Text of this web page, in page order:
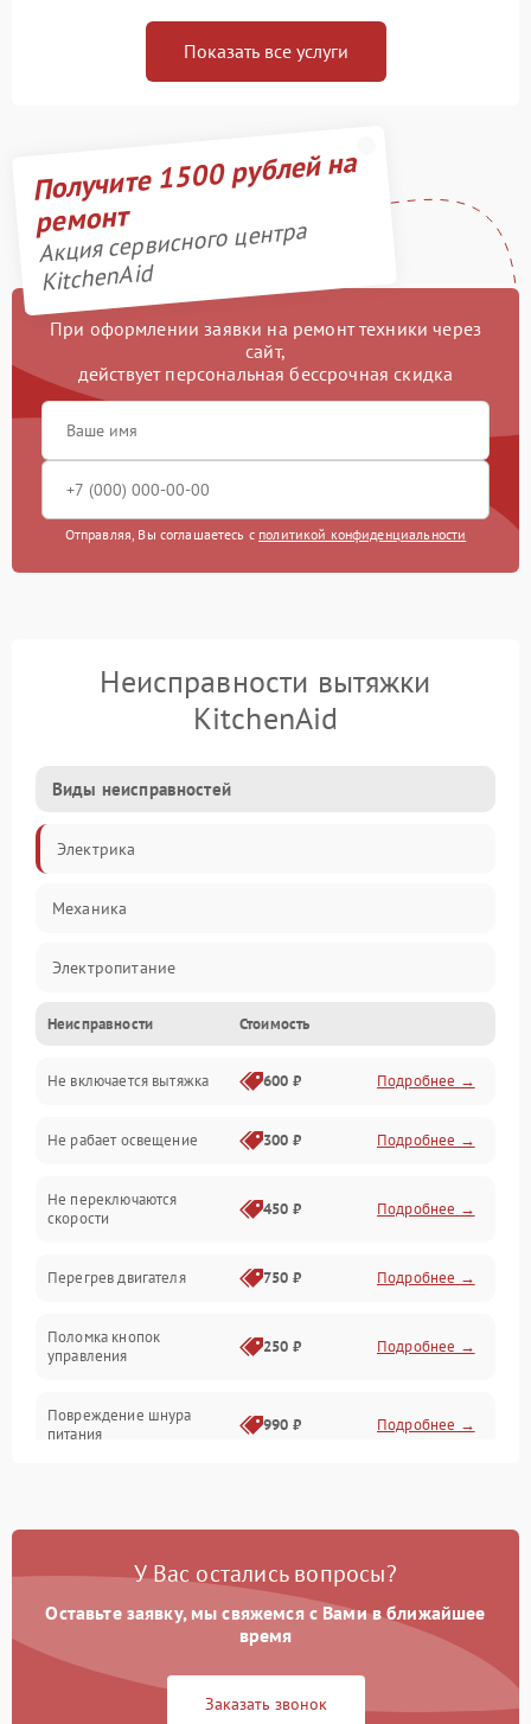
Показать все услуги
Получите 1500 рублей на
ремонт
Акция сервисного центра
KitchenAid
При оформлении заявки на ремонт техники через
сайт,
действует персональная бессрочная скидка
Отправляя, Вы соглашаетесь с политикой конфиденциальности
Неисправности вытяжки
KitchenAid
Виды неисправностей
Электрика
Механика
Электропитание
Вентиляция
Освещение
Механические повреждения
Электроника
Неисправности Стоимость
Не включается вытяжка 600 ₽ Подробнее →
Не рабает освещение 300 ₽ Подробнее →
Не переключаются
скорости
450 ₽ Подробнее →
Перегрев двигателя 750 ₽ Подробнее →
Поломка кнопок
управления
250 ₽ Подробнее →
Повреждение шнура
питания
990 ₽ Подробнее →
Не ключается вытяжка 550 ₽ Подробнее →
конденсатора
1000 ₽ Подробнее →
1000 ₽ Подробнее →
У Вас остались вопросы?
Оставьте заявку, мы свяжемся с Вами в ближайшее
время
Заказать звонок